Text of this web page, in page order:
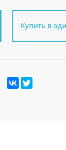
Купить в